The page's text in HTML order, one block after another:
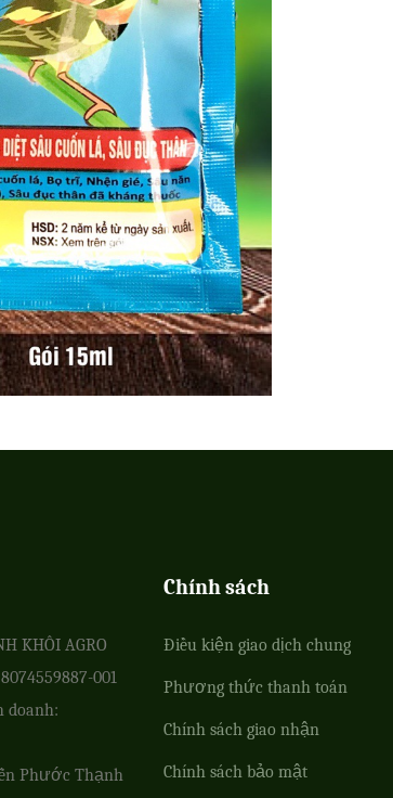
KHÔI AGRO
001
doanh:
Phước Thạnh
Chính sách
Điều kiện giao dịch chung
Phương thức thanh toán
Chính sách giao nhận
Chính sách bảo mật